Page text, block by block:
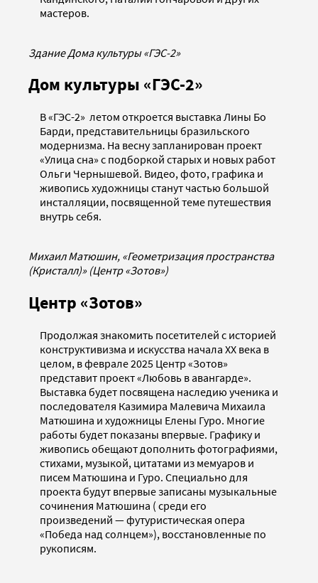
мастеров.
Здание Дома культуры «ГЭС-2»
Дом культуры «ГЭС-2»
В «ГЭС-2» летом откроется выставка Лины Бо
Барди, представительницы бразильского
модернизма. На весну запланирован проект
«Улица сна» с подборкой старых и новых работ
Ольги Чернышевой. Видео, фото, графика и
живопись художницы станут частью большой
инсталляции, посвященной теме путешествия
внутрь себя.
Михаил Матюшин, «Геометризация пространства
(Кристалл)» (Центр «Зотов»)
Центр «Зотов»
Продолжая знакомить посетителей с историей
конструктивизма и искусства начала ХХ века в
целом, в феврале 2025 Центр «Зотов»
представит проект «Любовь в авангарде».
Выставка будет посвящена наследию ученика и
последователя Казимира Малевича Михаила
Матюшина и художницы Елены Гуро. Многие
работы будет показаны впервые. Графику и
живопись обещают дополнить фотографиями,
стихами, музыкой, цитатами из мемуаров и
писем Матюшина и Гуро. Специально для
проекта будут впервые записаны музыкальные
сочинения Матюшина ( среди его
произведений — футуристическая опера
«Победа над солнцем»), восстановленные по
рукописям.